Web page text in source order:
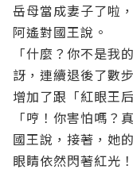
岳母當成妻子了啦
阿遙對國王說。
「什麼？你不是我
訝，連續退後了數
增加了跟「紅眼王
「哼！你害怕嗎？
國王說，接著，她
眼睛依然閃著紅光！